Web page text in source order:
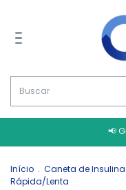
📢
Início . Caneta de Insulina
Rápida/Lenta